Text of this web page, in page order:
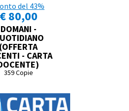
del 43%
€ 80,00
DOMANI -
(OFFERTA
- CARTA
359 Copie